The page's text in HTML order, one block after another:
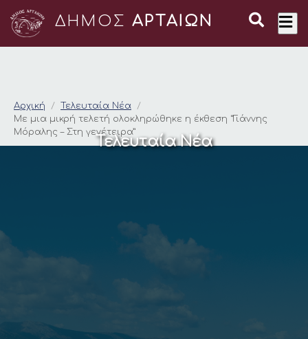
ΔΗΜΟΣ ΑΡΤΑΙΩΝ
Με μια μικρή τελετή
Αρχική
Τελευταία Νέα
Με μια μικρή τελετή ολοκληρώθηκε η έκθεση “Γιάννης
Μόραλης – Στη γενέτειρα”
Τελευταία Νέα